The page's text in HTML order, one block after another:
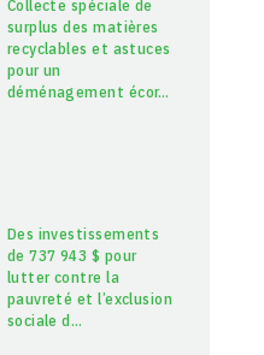
Collecte spéciale de
surplus des matières
recyclables et astuces
pour un
déménagement écor…
Des investissements
de 737 943 $ pour
lutter contre la
pauvreté et l’exclusion
sociale d…